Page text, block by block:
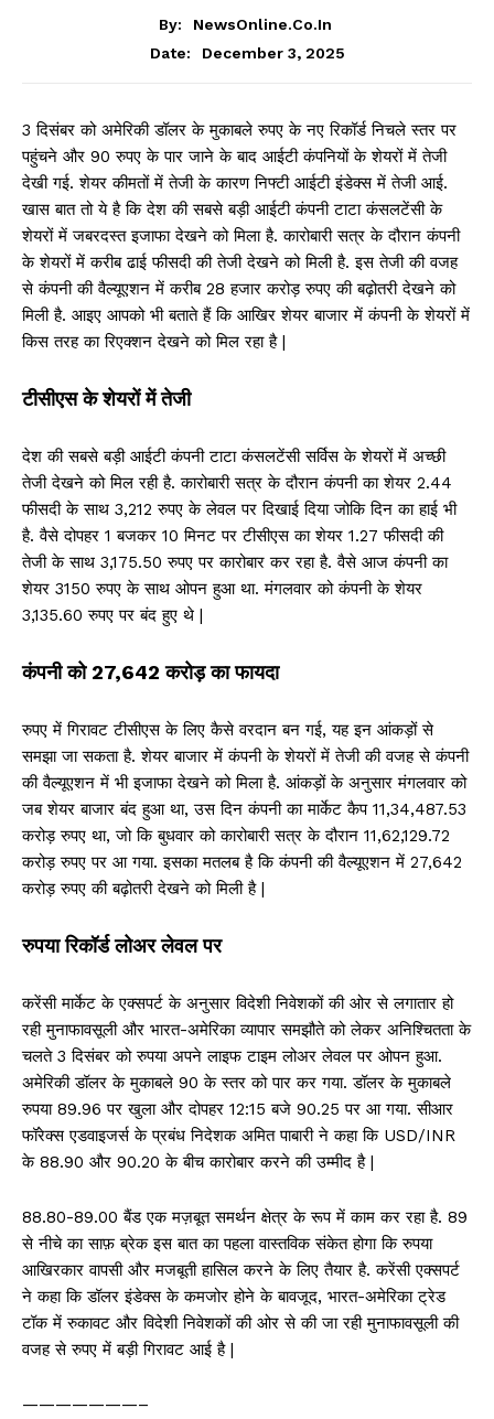
By:
NewsOnline.co.in
Date:
December 3, 2025
3 दिसंबर को अमेरिकी डॉलर के मुकाबले रुपए के नए रिकॉर्ड निचले स्तर पर
पहुंचने और 90 रुपए के पार जाने के बाद आईटी कंपनियों के शेयरों में तेजी
देखी गई. शेयर कीमतों में तेजी के कारण निफ्टी आईटी इंडेक्स में तेजी आई.
खास बात तो ये है कि देश की सबसे बड़ी आईटी कंपनी टाटा कंसलटेंसी के
शेयरों में जबरदस्त इजाफा देखने को मिला है. कारोबारी सत्र के दौरान कंपनी
के शेयरों में करीब ढाई फीसदी की तेजी देखने को मिली है. इस तेजी की वजह
से कंपनी की वैल्यूएशन में करीब 28 हजार करोड़ रुपए की बढ़ोतरी देखने को
मिली है. आइए आपको भी बताते हैं कि आखिर शेयर बाजार में कंपनी के शेयरों में
किस तरह का रिएक्शन देखने को मिल रहा है |
टीसीएस के शेयरों में तेजी
देश की सबसे बड़ी आईटी कंपनी टाटा कंसलटेंसी सर्विस के शेयरों में अच्छी
तेजी देखने को मिल रही है. कारोबारी सत्र के दौरान कंपनी का शेयर 2.44
फीसदी के साथ 3,212 रुपए के लेवल पर दिखाई दिया जोकि दिन का हाई भी
है. वैसे दोपहर 1 बजकर 10 मिनट पर टीसीएस का शेयर 1.27 फीसदी की
तेजी के साथ 3,175.50 रुपए पर कारोबार कर रहा है. वैसे आज कंपनी का
शेयर 3150 रुपए के साथ ओपन हुआ था. मंगलवार को कंपनी के शेयर
3,135.60 रुपए पर बंद हुए थे |
कंपनी को 27,642 करोड़ का फायदा
रुपए में गिरावट टीसीएस के​ लिए कैसे वरदान बन गई, यह इन आंकड़ों से
समझा जा सकता है. शेयर बाजार में कंपनी के शेयरों में तेजी की वजह से कंपनी
की वैल्यूएशन में भी इजाफा देखने को मिला है. आंकड़ों के अनुसार मंगलवार को
जब शेयर बाजार बंद हुआ था, उस दिन कंपनी का मार्केट कैप 11,34,487.53
करोड़ रुपए था, जो कि बुधवार को कारोबारी सत्र के दौरान 11,62,129.72
करोड़ रुपए पर आ गया. इसका मतलब है कि कंपनी की वैल्यूएशन में 27,642
करोड़ रुपए की बढ़ोतरी देखने को मिली है |
रुपया रिकॉर्ड लोअर लेवल पर
करेंसी मार्केट के एक्सपर्ट के अनुसार विदेशी निवेशकों की ओर से लगातार हो
रही मुनाफावसूली और भारत-अमेरिका व्यापार समझौते को लेकर अनिश्चितता के
चलते 3 दिसंबर को रुपया अपने लाइफ टाइम लोअर लेवल पर ओपन हुआ.
अमेरिकी डॉलर के मुकाबले 90 के स्तर को पार कर गया. डॉलर के मुकाबले
रुपया 89.96 पर खुला और दोपहर 12:15 बजे 90.25 पर आ गया. सीआर
फॉरेक्स एडवाइजर्स के प्रबंध निदेशक अमित पाबारी ने कहा कि USD/INR
के 88.90 और 90.20 के बीच कारोबार करने की उम्मीद है |
88.80-89.00 बैंड एक मज़बूत समर्थन क्षेत्र के रूप में काम कर रहा है. 89
से नीचे का साफ़ ब्रेक इस बात का पहला वास्तविक संकेत होगा कि रुपया
आखिरकार वापसी और मजबूती हासिल करने के लिए तैयार है. करेंसी एक्सपर्ट
ने कहा कि डॉलर इंडेक्स के कमजोर होने के बावजूद, भारत-अमेरिका ट्रेड
टॉक में रुकावट और विदेशी निवेशकों की ओर से की जा रही मुनाफावसूली की
वजह से रुपए में बड़ी गिरावट आई है |
———————–